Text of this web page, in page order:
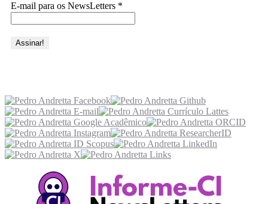
E-mail para os NewsLetters *